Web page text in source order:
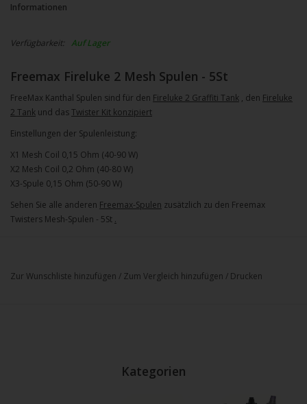
Informationen
Verfügbarkeit: Auf Lager
Freemax Fireluke 2 Mesh Spulen - 5St
FreeMax Kanthal Spulen sind für den Fireluke 2 Graffiti Tank , den Fireluke
2 Tank und dasTwister Kit konzipiert
Einstellungen der Spulenleistung:
X1 Mesh Coil 0,15 Ohm (40-90 W)
X2 Mesh Coil 0,2 Ohm (40-80 W)
X3-Spule 0,15 Ohm (50-90 W)
Sehen Sie alle anderen Freemax-Spulen zusätzlich zu den Freemax
Twisters Mesh-Spulen - 5St .
Zur Wunschliste hinzufügen / Zum Vergleich hinzufügen / Drucken
Kategorien